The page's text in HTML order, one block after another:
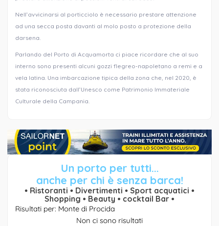
Nell’avvicinarsi al porticciolo è necessario prestare attenzione
ad una secca posta davanti al molo posto a protezione della
darsena.
Parlando del Porto di Acquamorta ci piace ricordare che al suo
interno sono presenti alcuni gozzi flegreo-napoletano a remi e a
vela latina. Una imbarcazione tipica della zona che, nel 2020, è
stata riconosciuta dall’Unesco come Patrimonio Immateriale
Culturale della Campania.
Un porto per tutti...
anche per chi è senza barca!
• Ristoranti • Divertimenti • Sport acquatici •
Shopping • Beauty • cocktail Bar •
Risultati per: Monte di Procida
Non ci sono risultati